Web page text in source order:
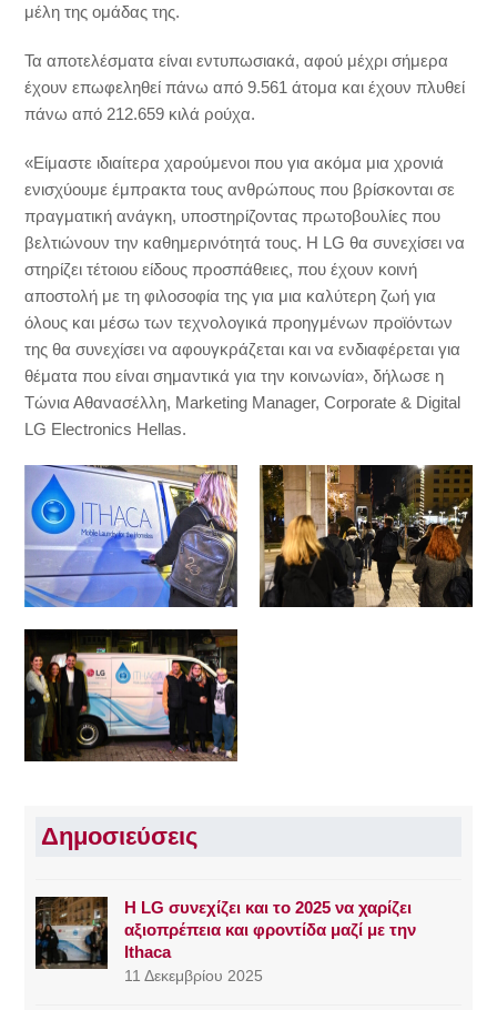
μέλη της ομάδας της.
Τα αποτελέσματα είναι εντυπωσιακά, αφού μέχρι σήμερα
έχουν επωφεληθεί πάνω από 9.561 άτομα και έχουν πλυθεί
πάνω από 212.659 κιλά ρούχα.
«Είμαστε ιδιαίτερα χαρούμενοι που για ακόμα μια χρονιά
ενισχύουμε έμπρακτα τους ανθρώπους που βρίσκονται σε
πραγματική ανάγκη, υποστηρίζοντας πρωτοβουλίες που
βελτιώνουν την καθημερινότητά τους. Η LG θα συνεχίσει να
στηρίζει τέτοιου είδους προσπάθειες, που έχουν κοινή
αποστολή με τη φιλοσοφία της για μια καλύτερη ζωή για
όλους και μέσω των τεχνολογικά προηγμένων προϊόντων
της θα συνεχίσει να αφουγκράζεται και να ενδιαφέρεται για
θέματα που είναι σημαντικά για την κοινωνία», δήλωσε η
Τώνια Αθανασέλλη, Marketing Manager, Corporate & Digital
LG Electronics Hellas.
Δημοσιεύσεις
Η LG συνεχίζει και το 2025 να χαρίζει
αξιοπρέπεια και φροντίδα μαζί με την
Ithaca
11 Δεκεμβρίου 2025